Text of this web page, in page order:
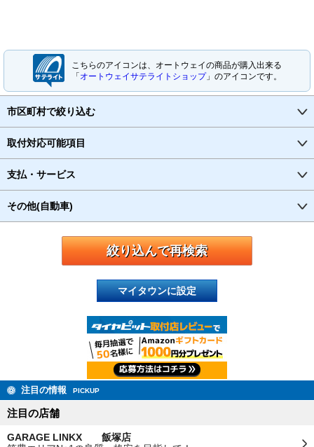
こちらのアイコンは、オートウェイの商品が購入出来る
「オートウェイサテライトショップ」のアイコンです。
市区町村で絞り込む
取付対応可能項目
支払・サービス
その他(自動車)
マイタウンに設定
注目の情報 PICKUP
注目の店舗
GARAGE LINKX 飯塚店